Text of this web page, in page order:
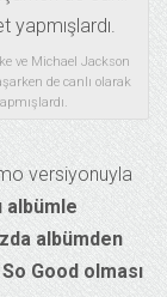
ve Michael Jackson
de canlı olarak
versiyonuyla
albümle
albümden
Good olması